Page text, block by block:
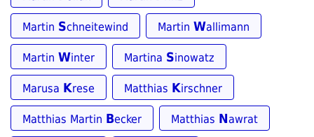
Martin Schneitewind Martin Wallimann
Martin Winter Martina Sinowatz
Marusa Krese Matthias Kirschner
Matthias Martin Becker Matthias Nawrat